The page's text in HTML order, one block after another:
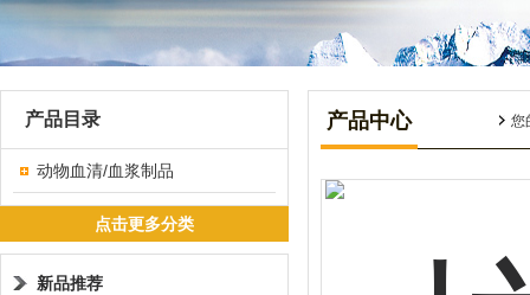
产品目录
动物血清/血浆制品
点击更多分类
新品推荐
产品中心 您